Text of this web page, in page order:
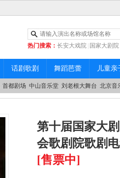
热门搜索： 长安大戏院 国家大剧院
|中山音乐堂
话剧歌剧 舞蹈芭蕾 儿童亲
首都剧场 中山音乐堂 刘老根大舞台 北京音
第十届国家大
会歌剧院歌剧
[售票中]